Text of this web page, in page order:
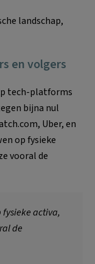
landschap,
en volgers
tech-platforms
bijna nul
Uber, en
op fysieke
vooral de
fysieke activa,
de